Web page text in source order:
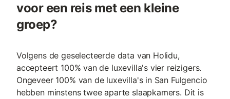
voor een reis met een kleine
groep?
Volgens de geselecteerde data van Holidu,
accepteert 100% van de luxevilla's vier reizigers.
Ongeveer 100% van de luxevilla's in San Fulgencio
hebben minstens twee aparte slaapkamers. Dit is